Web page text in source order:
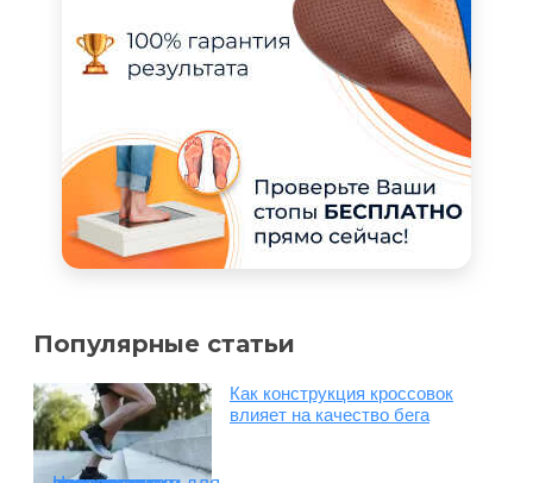
Популярные статьи
Как конструкция кроссовок
влияет на качество бега